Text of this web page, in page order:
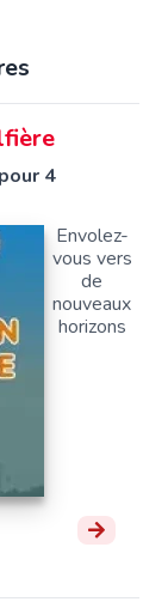
4
Envolez-
vous vers
de
nouveaux
horizons